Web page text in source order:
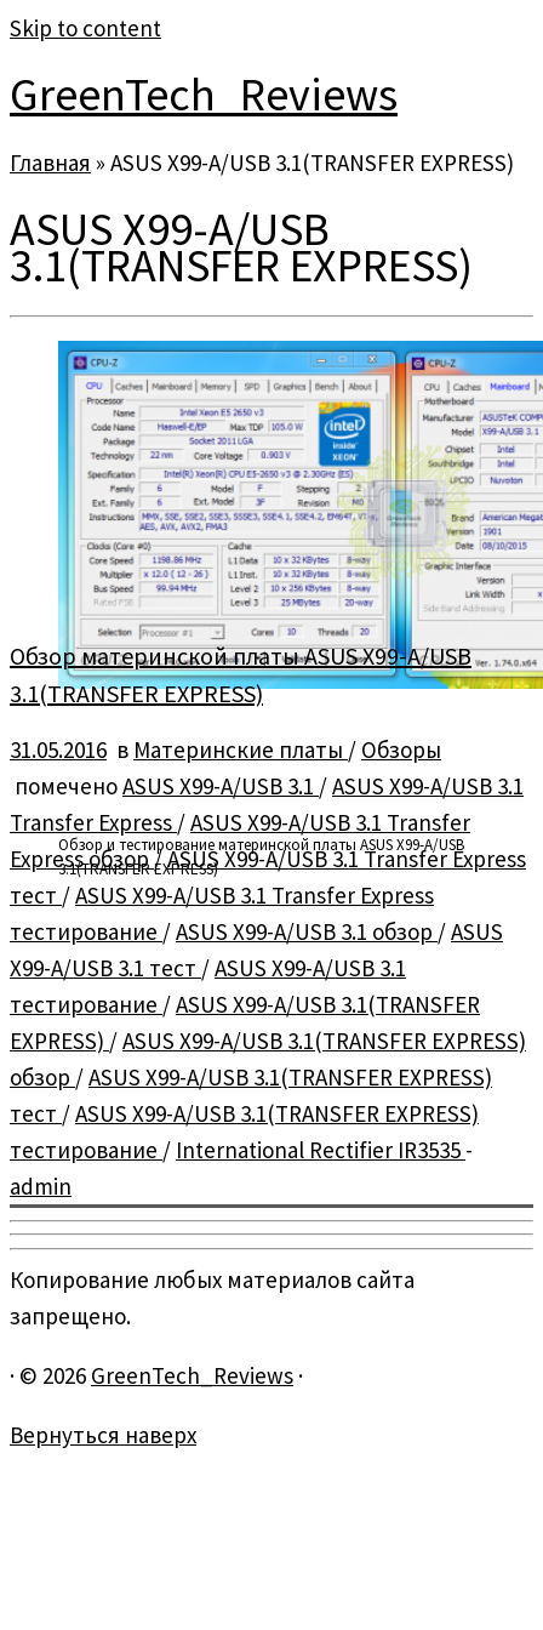
Skip to content
GreenTech_Reviews
Главная » ASUS X99-A/USB 3.1(TRANSFER EXPRESS)
ASUS X99-A/USB
3.1(TRANSFER EXPRESS)
Обзор и тестирование материнской платы ASUS X99-A/USB
3.1(TRANSFER EXPRESS)
Обзор материнской платы ASUS X99-A/USB
3.1(TRANSFER EXPRESS)
31.05.2016 в Материнские платы / Обзоры
помеченоASUS X99-A/USB 3.1 /ASUS X99-A/USB 3.1‏
Transfer Express /ASUS X99-A/USB 3.1‏ Transfer
Express обзор/ASUS X99-A/USB 3.1‏ Transfer Express
тест /ASUS X99-A/USB 3.1‏ Transfer Express
тестирование /ASUS X99-A/USB 3.1 обзор /ASUS
X99-A/USB 3.1 тест /ASUS X99-A/USB 3.1
тестирование /ASUS X99-A/USB 3.1(TRANSFER
EXPRESS) /ASUS X99-A/USB 3.1(TRANSFER EXPRESS)
обзор /ASUS X99-A/USB 3.1(TRANSFER EXPRESS)
тест /ASUS X99-A/USB 3.1(TRANSFER EXPRESS)
тестирование / International Rectifier IR3535 -
admin
Копирование любых материалов сайта
запрещено.
· © 2026 GreenTech_Reviews ·
Вернуться наверх